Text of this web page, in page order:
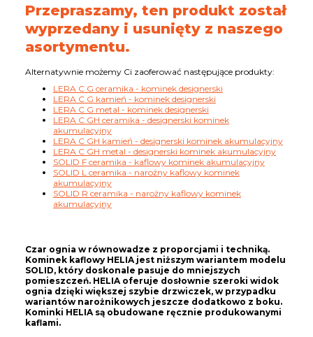
Przepraszamy, ten produkt został
wyprzedany i usunięty z naszego
asortymentu.
Alternatywnie możemy Ci zaoferować następujące produkty:
LERA C G ceramika - kominek designerski
LERA C G kamień - kominek designerski
LERA C G metal - kominek designerski
LERA C GH ceramika - designerski kominek
akumulacyjny
LERA C GH kamień - designerski kominek akumulacyjny
LERA C GH metal - designerski kominek akumulacyjny
SOLID F ceramika - kaflowy kominek akumulacyjny
SOLID L ceramika - narożny kaflowy kominek
akumulacyjny
SOLID R ceramika - narożny kaflowy kominek
akumulacyjny
Czar ognia w równowadze z proporcjami i techniką.
Kominek kaflowy HELIA jest niższym wariantem modelu
SOLID, który doskonale pasuje do mniejszych
pomieszczeń. HELIA oferuje dosłownie szeroki widok
ognia dzięki większej szybie drzwiczek, w przypadku
wariantów narożnikowych jeszcze dodatkowo z boku.
Kominki HELIA są obudowane ręcznie produkowanymi
kaflami.